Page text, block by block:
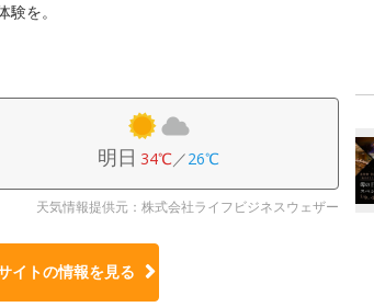
を。
明日 34℃／26℃
天気情報提供元：株式会社ライフビジネスウェザー
イトの情報を見る